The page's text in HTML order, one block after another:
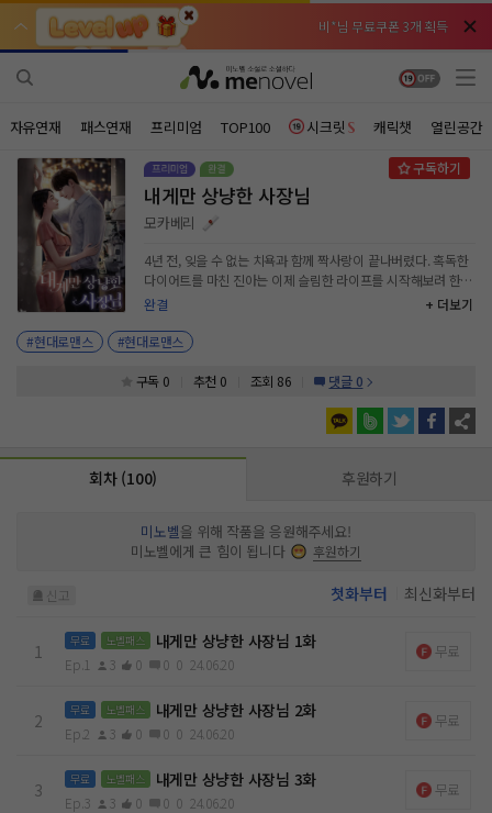
비*님 무료쿠폰 3개 획득
비*님 무료쿠폰 3개 획득
천***님 배지뽑기권 3개 획득
천***님 배지뽑기권 3개 획득
주*님 배지뽑기권 1개 획득
주*님 배지뽑기권 1개 획득
주**님 일반뽑기권 2개 획득
주**님 일반뽑기권 2개 획득
레*님 무료쿠폰 4개 획득
레*님 무료쿠폰 4개 획득
인*님 레어뽑기권 1개 획득
인*님 레어뽑기권 1개 획득
자유연재 패스연재 프리미엄 TOP100 시크릿 캐릭챗 열린공간
내게만 상냥한 사장님
모카베리
완결
4년 전, 잊을 수 없는 치욕과 함께 짝사랑이 끝나버렸다. 혹독한
다이어트를 마친 진아는 이제 슬림한 라이프를 시작해보려 한다.
그런데 제멋대로에 까칠하기로 유명한 사장님이 그녀에게는 유
예요. ” “ 그런데? ” “ …스, 스킨십 금지라고요. ” “ 누가 뭘 하겠
대? ” “ 혹시 몰라서요. ” 시도 때도 없이 직진하는 사장님과 엉
뚱하고 대담한 직원의 달콤한 로맨스! 어쩌죠? 이러다간 당신한
+ 더보기
#현대로맨스
#현대로맨스
구독 0 추천 0 조회 86 댓글 0
회차 (100) 후원하기
미노벨을 위해 작품을 응원해주세요!
미노벨에게 큰 힘이 됩니다
후원하기
신고 첫화부터 최신화부터
1
무료 노벨패스 내게만 상냥한 사장님 1화
Ep.1 3 0 0 0 24.06.20
무료
2
무료 노벨패스 내게만 상냥한 사장님 2화
Ep.2 3 0 0 0 24.06.20
무료
3
무료 노벨패스 내게만 상냥한 사장님 3화
Ep.3 3 0 0 0 24.06.20
무료